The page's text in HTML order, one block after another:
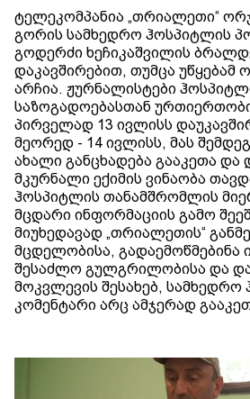
ტელეკომპანია „თრიალეთი“
გორის სამხედრო ჰოსპიტლის
გოდერძი ხეჩიკაშვილის
დაკავშირებით, თუმცა უწყებამ
არჩია. ჟურნალისტები
საზოგადოებასთან
პირველად 13 ივლისს
მეორედ - 14 ივლისს, მას
ახალი განცხადება გააკეთა და
მკურნალი ექიმის ვინაობა
ჰოსპიტლის თანამშრომლის
მცდარი ინფორმაციის გამო
მიუხედავად „თრიალეთის“
მცდელობისა, გადაემოწმებინა
შესაძლო გულგრილობისა და
მოკვლევის შესახებ, სამხედრო
კომენტარი არც ამჯერად